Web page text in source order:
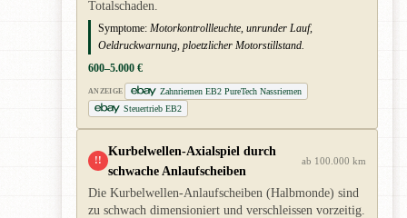
Totalschaden.
Symptome: Motorkontrollleuchte, unrunder Lauf,
Oeldruckwarnung, ploetzlicher Motorstillstand.
600–5.000 €
ANZEIGE
Zahnriemen EB2 PureTech Nassriemen
Steuertrieb EB2
!!
Kurbelwellen-Axialspiel durch
schwache Anlaufscheiben
ab 100.000 km
Die Kurbelwellen-Anlaufscheiben (Halbmonde) sind
zu schwach dimensioniert und verschleissen vorzeitig.